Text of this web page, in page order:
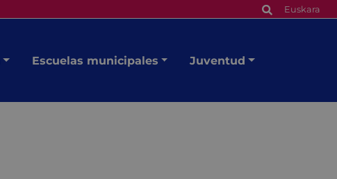
Euskara
Escuelas municipales Juventud